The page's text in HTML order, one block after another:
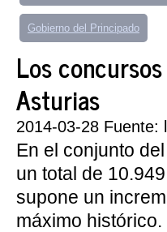
Gobierno del Principado
Los
Asturias
2014-03-28 Fuente:
En el conjunto
un total de
supone un
máximo